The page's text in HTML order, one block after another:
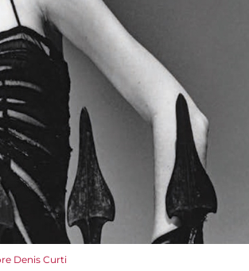
Denis Curti